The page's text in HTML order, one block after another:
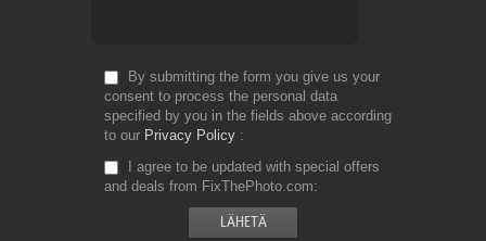
By submitting the form you give us your
consent to process the personal data
specified by you in the fields above according
to our Privacy Policy
I agree to be updated with special offers
and deals from FixThePhoto.com